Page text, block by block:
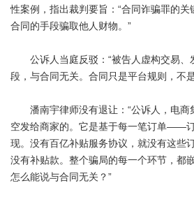
性案例，指出裁判要旨：“合同诈骗罪的
合同的手段骗取他人财物。”
公诉人当庭反驳：“被告人虚构交易、
段，与合同无关。合同只是平台规则，不
潘南宇律师没有退让：“公诉人，电商
空发给商家的。它是基于每一笔订单——
现。没有百亿补贴服务协议，就没有这些
没有补贴款。整个骗局的每一个环节，都
怎么能说与合同无关？”